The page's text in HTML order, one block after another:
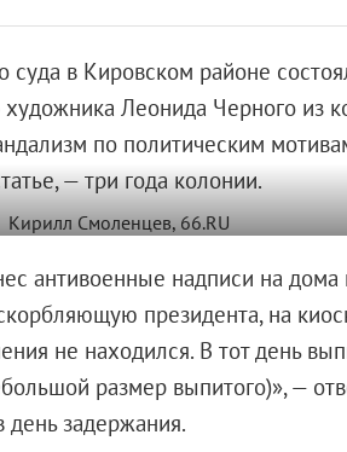
в Кировском районе
художника Леонида Черного из
по политическим
— три года колонии.
антивоенные надписи на дома
президента, на
не находился. В тот день
размер выпитого)», —
день задержания.